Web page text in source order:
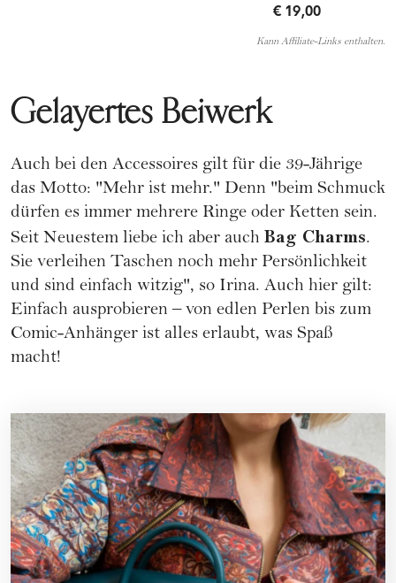
€ 19,00
Kann Affiliate-Links enthalten.
Gelayertes Beiwerk
Auch bei den Accessoires gilt für die 39-Jährige
das Motto: "Mehr ist mehr." Denn "beim Schmuck
dürfen es immer mehrere Ringe oder Ketten sein.
Seit Neuestem liebe ich aber auch Bag Charms.
Sie verleihen Taschen noch mehr Persönlichkeit
und sind einfach witzig", so Irina. Auch hier gilt:
Einfach ausprobieren – von edlen Perlen bis zum
Comic-Anhänger ist alles erlaubt, was Spaß
macht!